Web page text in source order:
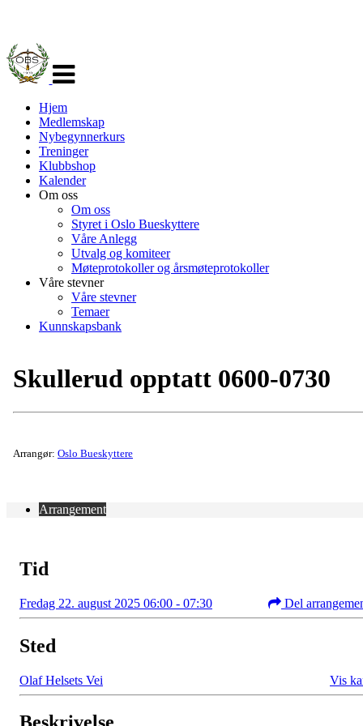
navigasjon
Hjem
Medlemskap
Nybegynnerkurs
Treninger
Klubbshop
Kalender
Om oss
Om oss
Styret i Oslo Bueskyttere
Våre Anlegg
Utvalg og komiteer
Møteprotokoller og årsmøteprotokoller
Våre stevner
Våre stevner
Temaer
Kunnskapsbank
Skullerud opptatt 0600-0730
Arrangør: Oslo Bueskyttere
Arrangement
Tid
Fredag 22. august 2025 06:00 - 07:30 Del
Sted
Olaf Helsets Vei Vis